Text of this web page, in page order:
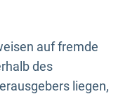
auf fremde
des
liegen,